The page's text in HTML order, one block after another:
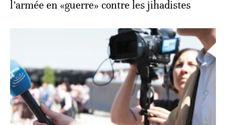
l’armée en «guerre» contre les jihadistes